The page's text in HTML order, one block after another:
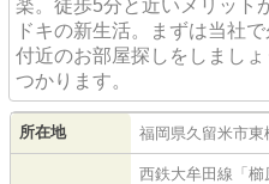
楽。徒歩5分と近いメリット
ドキの新生活。まずは当社
付近のお部屋探しをしまし
つかります。
所在地 福岡県久留米市東
西鉄大牟田線 「櫛